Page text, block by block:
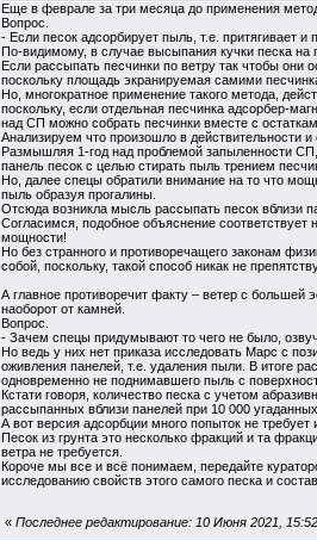
Еще в феврале за три месяца до применения
Вопрос.
- Если песок адсорбирует пыль, т.е. притягивает
По-видимому, в случае высыпания кучки песка на
Если рассыпать песчинки по ветру так чтобы они
поскольку площадь экранируемая самими
Но, многократное применение такого метода,
поскольку, если отдельная песчинка адсорбер-
над СП можно собрать песчинки вместе с
Анализируем что произошло в действительности
Размышляя 1-год над проблемой запыленности
панель песок с целью стирать пыль трением
Но, далее спецы обратили внимание на то что
пыль образуя прогалины.
Отсюда возникла мысль рассыпать песок вблизи
Согласимся, подобное объяснение
мощности!
Но без странного и противоречащего законам
собой, поскольку, такой способ никак не
А главное противоречит факту – ветер с большей
наоборот от камней.
Вопрос.
- Зачем спецы придумывают то чего не было,
Но ведь у них нет приказа исследовать Марс с
оживления панелей, т.е. удаления пыли. В итоге
одновременно не поднимавшего пыль с
Кстати говоря, количество песка с учетом
рассыпанных вблизи панелей при 10 000
А вот версия адсорбции много попыток не
Песок из грунта это несколько фракций и та
ветра не требуется.
Короче мы все и всё понимаем, передайте
исследованию свойств этого самого песка и
« Последнее редактирование: 10 Июня 2021,